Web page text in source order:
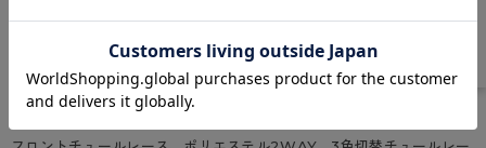
ポリエステル、ポリウレタン、その他